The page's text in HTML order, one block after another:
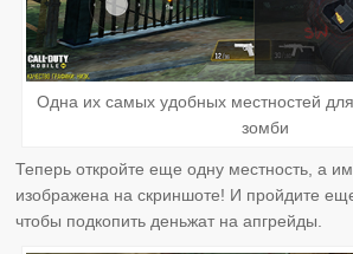
Одна их самых удобных местностей
зомби
Теперь откройте еще одну местность, а
изображена на скриншоте! И пройдите
чтобы подкопить деньжат на апгрейды.